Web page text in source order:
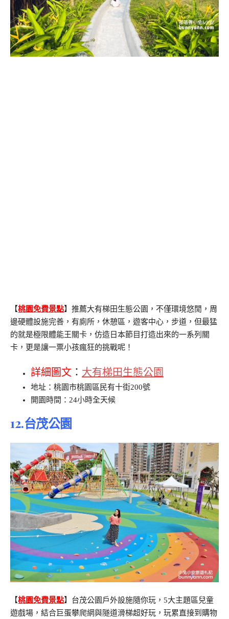
【桃園免費景點】推薦大有梯田生態公園，不僅環境悠閒，周
邊硬體設施完善，有廁所，休憩區，遊客中心，步道，但最猛
的就是極限體能王關卡，仿造日本節目打造出來的一系列關
卡，更是讓一票小孩瘋狂的挑戰呢！
詳細圖文 ： 大有梯田生態公園
地址：桃園市桃園區民有十街200號
開園時間：24小時全天候
12.台茂公園
【桃園免費景點】台茂公園戶外設施隨你玩，5大主題區兒童
遊戲場，結合巨蛋攀爬網與隧道滑梯超好玩，玩累直接到購物